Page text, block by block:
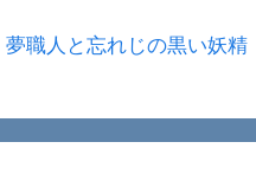
夢職人と忘れじの黒い妖精